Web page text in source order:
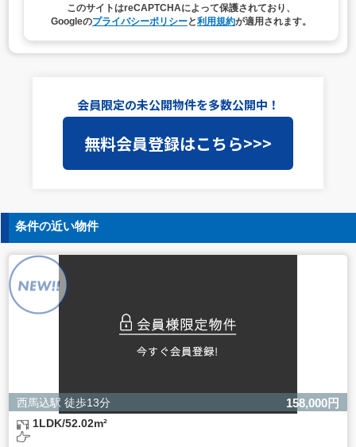
（1）お問い合わせ対応（本人への連絡を含む）のため
4. 個人情報取扱いの委託
当社は事業運営上、前項利用目的の範囲に限って個人情報
を外部に委託することがあります。この場合、個人情報保
護水準の高い委託先を選定し、個人情報の適正管理・機密
保持についての契約を交わし、適切な管理を実施させま
5. 個人情報の開示等の請求
ご本人様は、当社に対してご自身の個人情報の開示等（利
用目的の通知、開示、内容の訂正・追加・削除、利用の停
止または消去、第三者への提供の停止）に関して、下記の
当社問合わせ窓口に申し出ることができます。その際、当
社はお客様ご本人を確認させていただいたうえで、合理的
な間内に対応いたします。
【お問合せ窓口】
株式会社バレッグス 個人情報問合せ窓口
受付時間：平日10：30～17：00 ※弊社公休日を除く
このサイトはreCAPTCHAによって保護されており、
Googleのプライバシーポリシーと利用規約が適用されます。
会員限定の未公開物件を多数公開中！
無料会員登録はこちら>>>
条件の近い物件
西馬込駅 徒歩13分 158,000円
1LDK/52.02m²